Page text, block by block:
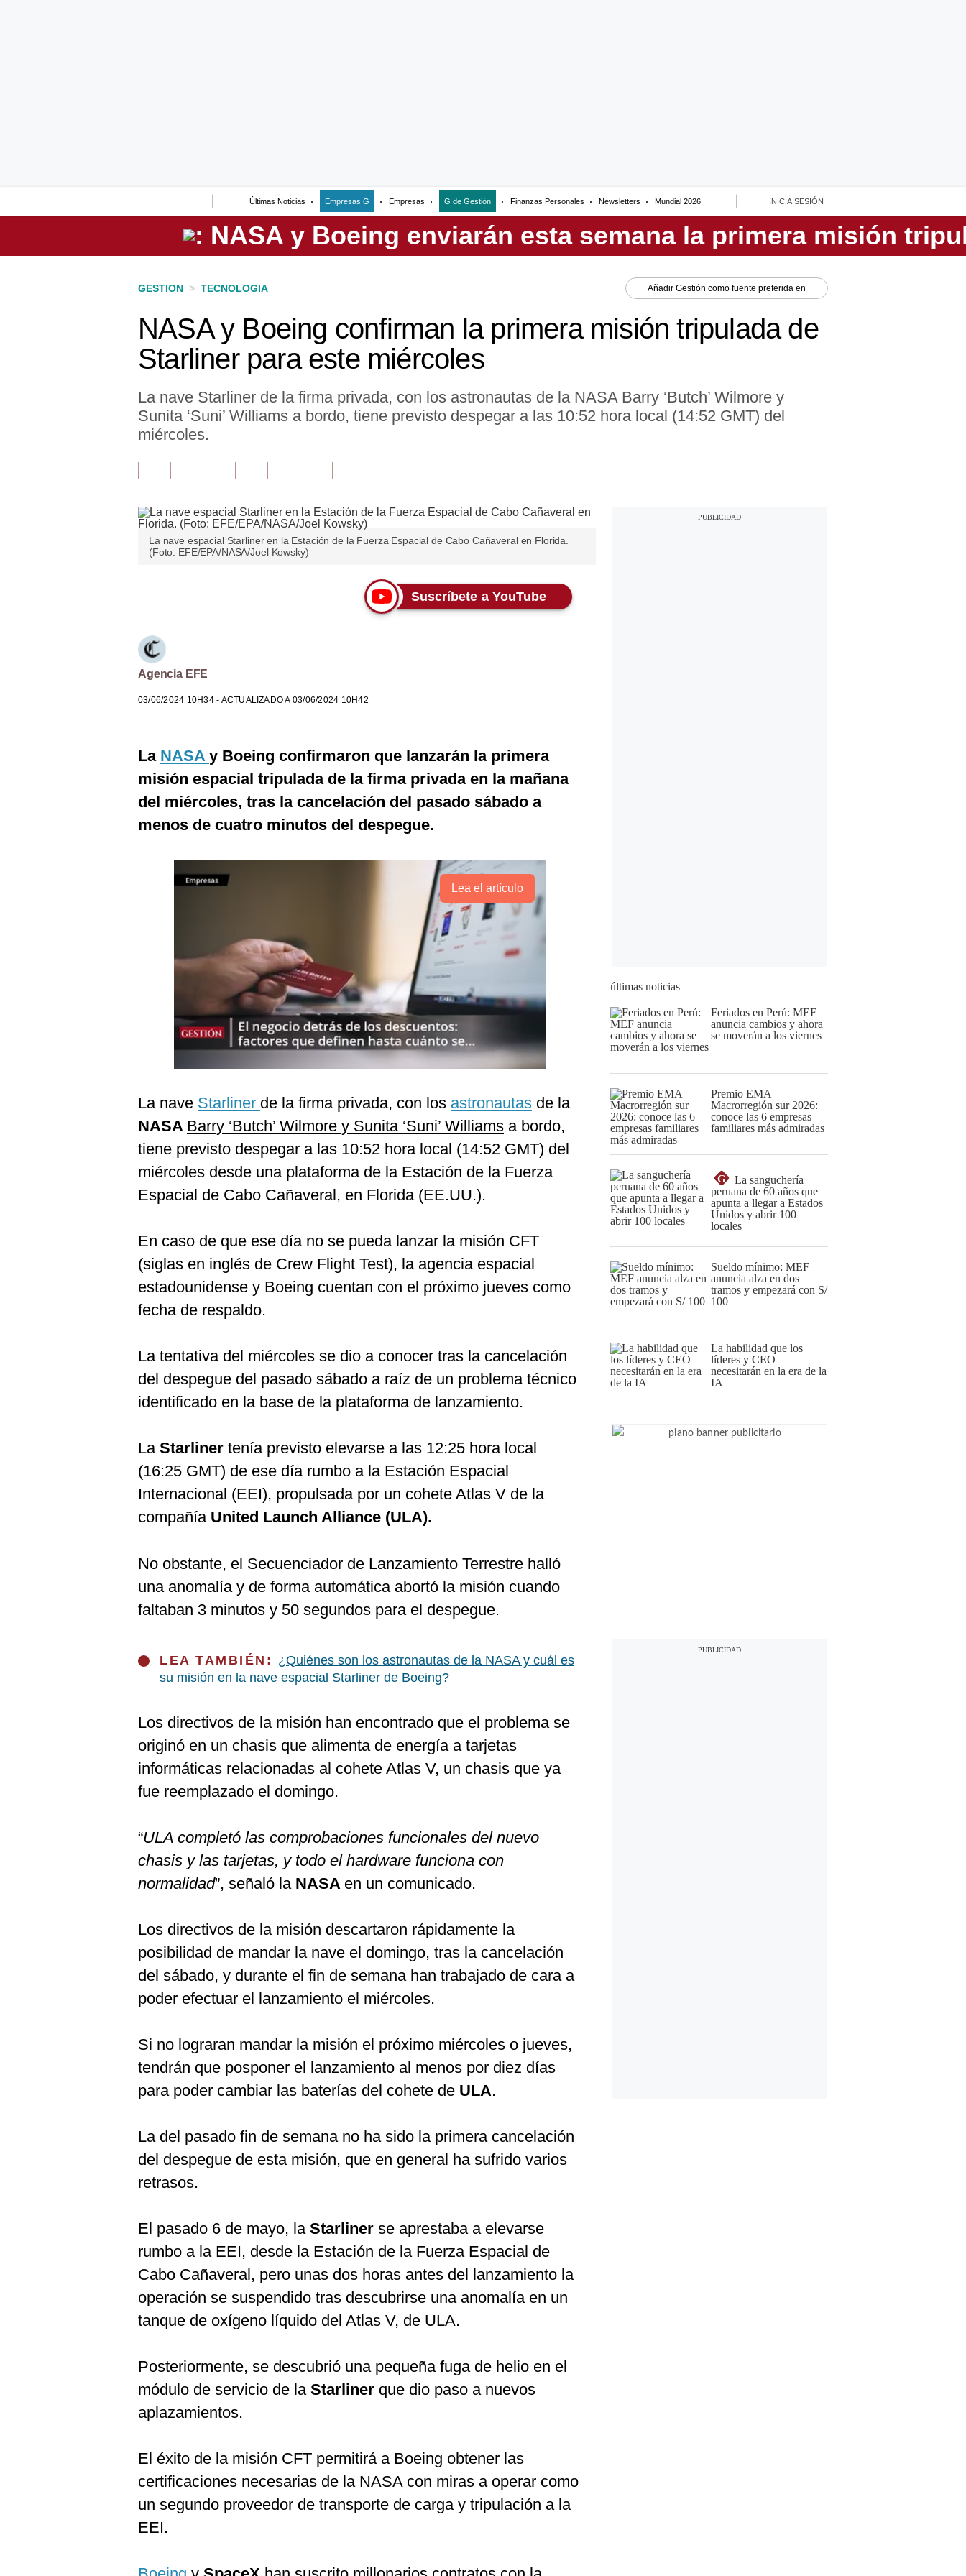
Últimas Noticias Empresas G Empresas G de Gestión Finanzas Personales Newsletters Mundial 2026 INICIA SESIÓN
Perú
GESTION > TECNOLOGIA Añadir Gestión como fuente preferida en
NASA y Boeing confirman la primera misión tripulada de
Starliner para este miércoles
La nave Starliner de la firma privada, con los astronautas de la NASA Barry ‘Butch’ Wilmore y
Sunita ‘Suni’ Williams a bordo, tiene previsto despegar a las 10:52 hora local (14:52 GMT) del
miércoles.
La nave espacial Starliner en la Estación de la Fuerza Espacial de Cabo Cañaveral en Florida.
(Foto: EFE/EPA/NASA/Joel Kowsky)
Suscríbete a YouTube
Agencia EFE
03/06/2024 10H34- ACTUALIZADO A 03/06/2024 10H42
La NASA y Boeing confirmaron que lanzarán la primera
misión espacial tripulada de la firma privada en la mañana
del miércoles, tras la cancelación del pasado sábado a
menos de cuatro minutos del despegue.
Lea el artículo
La nave Starliner de la firma privada, con los astronautas de la
NASA Barry ‘Butch’ Wilmore y Sunita ‘Suni’ Williams a bordo,
tiene previsto despegar a las 10:52 hora local (14:52 GMT) del
miércoles desde una plataforma de la Estación de la Fuerza
Espacial de Cabo Cañaveral, en Florida (EE.UU.).
En caso de que ese día no se pueda lanzar la misión CFT
(siglas en inglés de Crew Flight Test), la agencia espacial
estadounidense y Boeing cuentan con el próximo jueves como
fecha de respaldo.
La tentativa del miércoles se dio a conocer tras la cancelación
del despegue del pasado sábado a raíz de un problema técnico
identificado en la base de la plataforma de lanzamiento.
La Starliner tenía previsto elevarse a las 12:25 hora local
(16:25 GMT) de ese día rumbo a la Estación Espacial
Internacional (EEI), propulsada por un cohete Atlas V de la
compañía United Launch Alliance (ULA).
No obstante, el Secuenciador de Lanzamiento Terrestre halló
una anomalía y de forma automática abortó la misión cuando
faltaban 3 minutos y 50 segundos para el despegue.
LEA TAMBIÉN: ¿Quiénes son los astronautas de la NASA y cuál es
su misión en la nave espacial Starliner de Boeing?
Los directivos de la misión han encontrado que el problema se
originó en un chasis que alimenta de energía a tarjetas
informáticas relacionadas al cohete Atlas V, un chasis que ya
fue reemplazado el domingo.
“ULA completó las comprobaciones funcionales del nuevo
chasis y las tarjetas, y todo el hardware funciona con
normalidad”, señaló la NASA en un comunicado.
Los directivos de la misión descartaron rápidamente la
posibilidad de mandar la nave el domingo, tras la cancelación
del sábado, y durante el fin de semana han trabajado de cara a
poder efectuar el lanzamiento el miércoles.
Si no lograran mandar la misión el próximo miércoles o jueves,
tendrán que posponer el lanzamiento al menos por diez días
para poder cambiar las baterías del cohete de ULA.
La del pasado fin de semana no ha sido la primera cancelación
del despegue de esta misión, que en general ha sufrido varios
retrasos.
El pasado 6 de mayo, la Starliner se aprestaba a elevarse
rumbo a la EEI, desde la Estación de la Fuerza Espacial de
Cabo Cañaveral, pero unas dos horas antes del lanzamiento la
operación se suspendido tras descubrirse una anomalía en un
tanque de oxígeno líquido del Atlas V, de ULA.
Posteriormente, se descubrió una pequeña fuga de helio en el
módulo de servicio de la Starliner que dio paso a nuevos
aplazamientos.
El éxito de la misión CFT permitirá a Boeing obtener las
certificaciones necesarias de la NASA con miras a operar como
un segundo proveedor de transporte de carga y tripulación a la
EEI.
últimas noticias
Feriados en Perú: MEF
anuncia cambios y ahora
se moverán a los viernes
Premio EMA
Macrorregión sur 2026:
conoce las 6 empresas
familiares más admiradas
G
La sanguchería
peruana de 60 años que
apunta a llegar a Estados
Unidos y abrir 100
locales
Sueldo mínimo: MEF
anuncia alza en dos
tramos y empezará con S/
100
La habilidad que los
líderes y CEO
necesitarán en la era de la
IA